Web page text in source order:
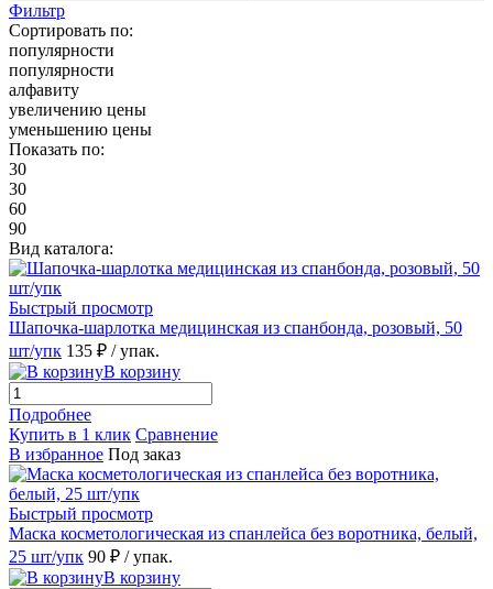
Фильтр
Сортировать по:
популярности
популярности
алфавиту
увеличению цены
уменьшению цены
Показать по:
30
30
60
90
Вид каталога:
Быстрый просмотр
Шапочка-шарлотка медицинская из спанбонда, розовый, 50
шт/упк 135 ₽ / упак.
В корзину
Подробнее
Купить в 1 клик Сравнение
В избранное Под заказ
Быстрый просмотр
Маска косметологическая из спанлейса без воротника, белый,
25 шт/упк 90 ₽ / упак.
В корзину